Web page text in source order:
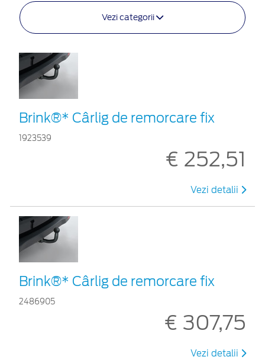
Vezi categorii
Brink®* Cârlig de remorcare fix
1923539
€ 252,51
Vezi detalii
Brink®* Cârlig de remorcare fix
2486905
€ 307,75
Vezi detalii